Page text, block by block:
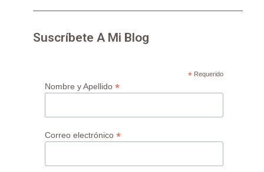
Suscríbete A Mi Blog
* Requerido
Nombre y Apellido *
Correo electrónico *